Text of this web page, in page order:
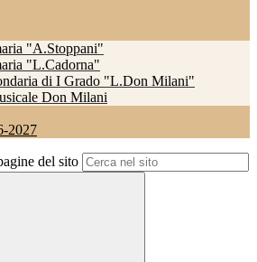
"A.Stoppani"
"L.Cadorna"
di I Grado "L.Don Milani"
Don Milani
2027
del sito